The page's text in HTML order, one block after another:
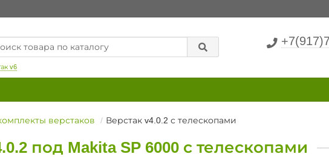
v6
верстаков Верстак v4.0.2 с телескопами
под Makita SP 6000 с телескопами